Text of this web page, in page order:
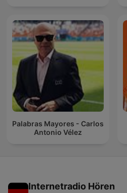
Palabras Mayores - Carlos
Antonio Vélez
Internetradio Hören